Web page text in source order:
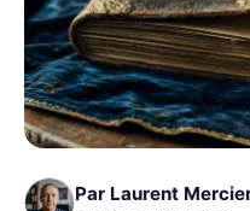
Par Laurent